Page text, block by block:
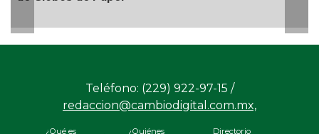
Teléfono: (229) 922-97-15 /
redaccion@cambiodigital.com.mx,
¿Qué es
¿Quiénes
Directorio